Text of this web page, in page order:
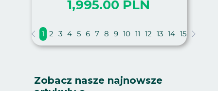
Zobacz nasze najnowsze
1,995.00 PLN
1 2 3 4 5 6 7 8 9 10 11 12 13 14 15